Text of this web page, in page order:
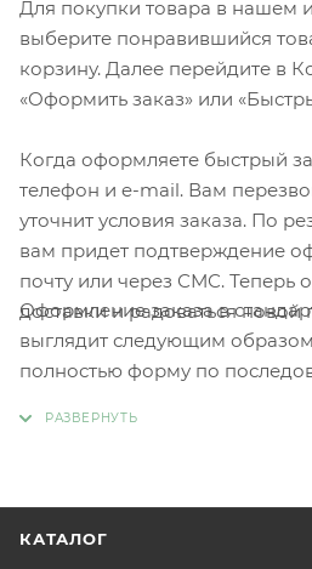
Для покупки товара в нашем
выберите понравившийся
корзину. Далее перейдите в
«Оформить заказ» или
Когда оформляете быстрый
телефон и e-mail. Вам
уточнит условия заказа. По
вам придет подтверждение
почту или через СМС. Теперь
доставки и радоваться новой
Оформление заказа в
выглядит следующим
полностью форму по
КАТАЛОГ